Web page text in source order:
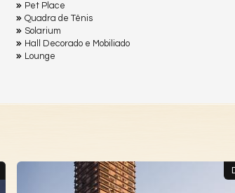
Pet Place
Quadra de Tênis
Solarium
Hall Decorado e Mobiliado
Lounge